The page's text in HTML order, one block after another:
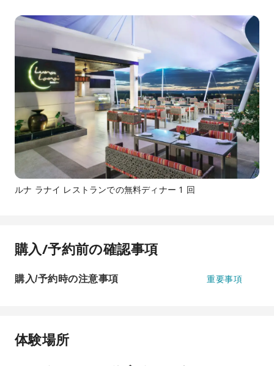
ルナ ラナイ レストランでの無料ディナー 1 回
購入/予約前の確認事項
購入/予約時の注意事項 重要事項
体験場所